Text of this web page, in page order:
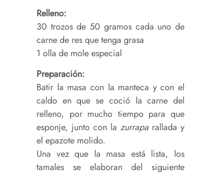
Relleno:
30 trozos de 50 gramos cada uno de
carne de res que tenga grasa
1 olla de mole especial
Preparación:
Batir la masa con la manteca y con el
caldo en que se coció la carne del
relleno, por mucho tiempo para que
esponje, junto con la zurrapa rallada y
el epazote molido.
Una vez que la masa está lista, los
tamales se elaboran del siguiente